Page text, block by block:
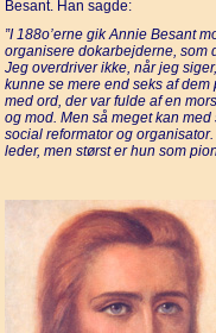
Besant. Han sagde:
”I 188o’erne gik Annie Besant
organisere dokarbejderne, som
Jeg overdriver ikke, når jeg
kunne se mere end seks af
med ord, der var fulde af en
og mod. Men så meget kan
social reformator og
leder, men størst er hun som